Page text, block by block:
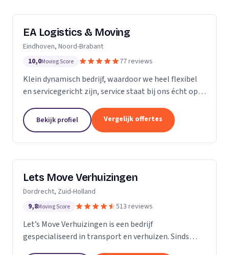
EA Logistics & Moving
Eindhoven, Noord-Brabant
10,0Moving Score 77 reviews
Klein dynamisch bedrijf, waardoor we heel flexibel
en servicegericht zijn, service staat bij ons écht op
Bekijk profiel Vergelijk offertes
Lets Move Verhuizingen
Dordrecht, Zuid-Holland
9,8Moving Score 513 reviews
Let’s Move Verhuizingen is een bedrijf
gespecialiseerd in transport en verhuizen. Sinds